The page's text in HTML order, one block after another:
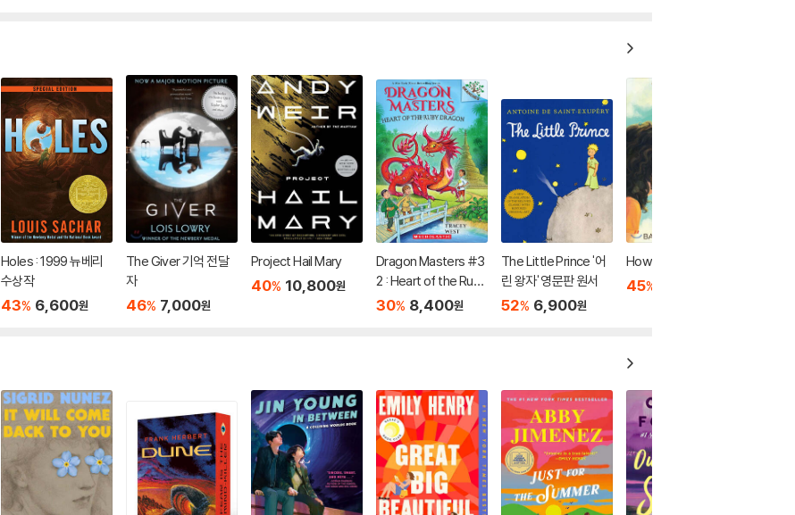
Holes : 1999 뉴베리
수상작
43% 6,600원
The Giver 기억 전달
자
46% 7,000원
Project Hail Mary
40% 10,800원
Dragon Masters #3
2 : Heart of the Ruby
Dragon (A Branches
30% 8,400원
The Little Prince '어
린 왕자' 영문판 원서
52% 6,900원
How to Steal a Dog
45%